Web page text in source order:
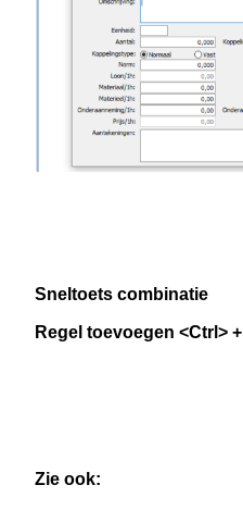
Sneltoets combinatie
Regel toevoegen <Ctrl>
Zie ook: